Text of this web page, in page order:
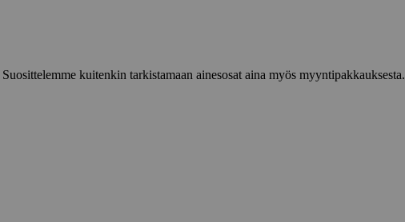
kuitenkin tarkistamaan ainesosat aina myös myyntipakkauksesta.